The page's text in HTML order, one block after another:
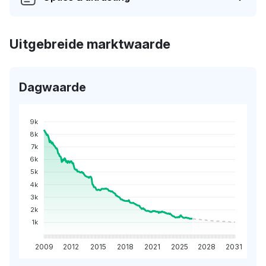
Uitgebreide marktwaarde
Dagwaarde
9k
8k
7k
6k
5k
4k
3k
2k
1k
2009 2012 2015 2018 2021 2025 2028 2031